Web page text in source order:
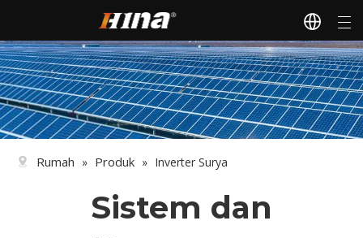
Rumah » Produk » Inverter Surya
Sistem dan